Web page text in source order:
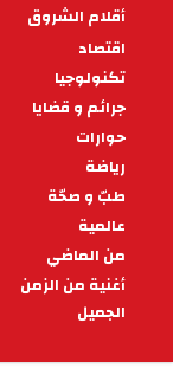
PIED
DE
PAGE
أقلام الشروق
اقتصاد
تكنولوجيا
جرائم و قضايا
حوارات
رياضة
طبّ و صحّة
عالمية
من الماضي
أغنية من الزمن
الجميل